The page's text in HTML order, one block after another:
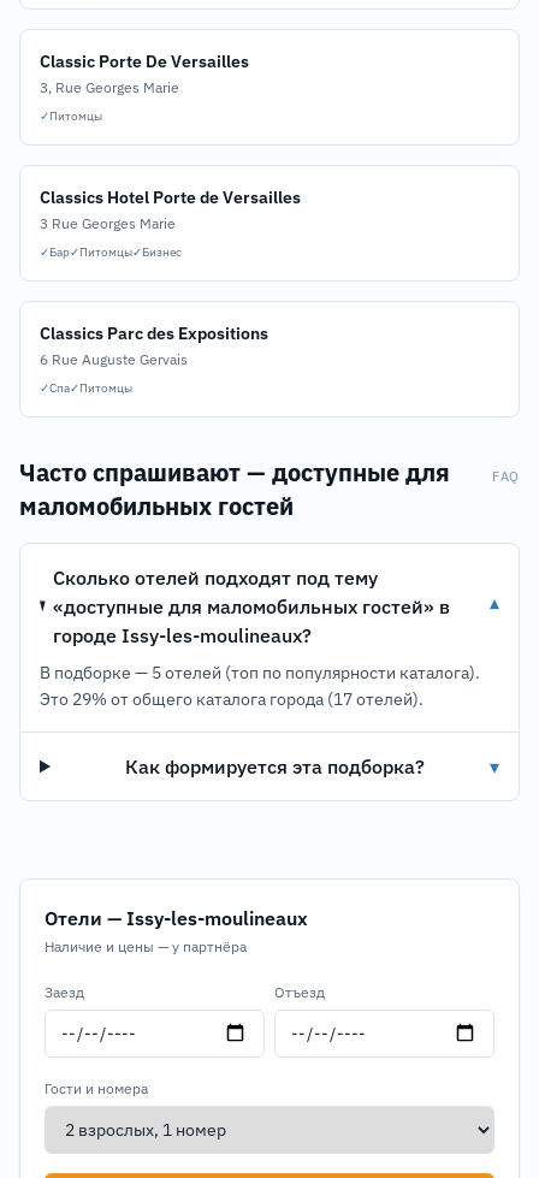
Classic Porte De Versailles
3, Rue Georges Marie
✓Питомцы
Classics Hotel Porte de Versailles
3 Rue Georges Marie
✓Бар✓Питомцы✓Бизнес
Classics Parc des Expositions
6 Rue Auguste Gervais
✓Спа✓Питомцы
Часто спрашивают — доступные для
маломобильных гостей
FAQ
Сколько отелей подходят под тему
«доступные для маломобильных гостей» в
городе Issy-les-moulineaux?
▾
В подборке — 5 отелей (топ по популярности каталога).
Это 29% от общего каталога города (17 отелей).
Как формируется эта подборка? ▾
Отели — Issy-les-moulineaux
Наличие и цены — у партнёра
Заезд Отъезд
Гости и номера